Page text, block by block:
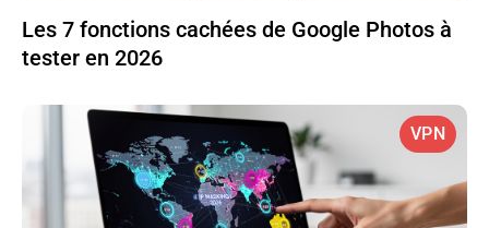
Les 7 fonctions cachées de Google Photos à
tester en 2026
VPN